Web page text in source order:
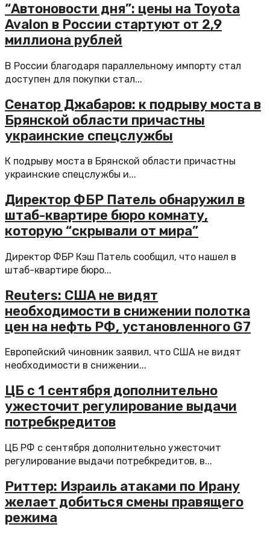
“Автоновости дня”: цены на Toyota
Avalon в России стартуют от 2,9
миллиона рублей
В России благодаря параллельному импорту стал
доступен для покупки стал...
Сенатор Джабаров: к подрыву моста в
Брянской области причастны
украинские спецслужбы
К подрыву моста в Брянской области причастны
украинские спецслужбы и...
Директор ФБР Патель обнаружил в
штаб-квартире бюро комнату,
которую “скрывали от мира”
Директор ФБР Кэш Патель сообщил, что нашел в
штаб-квартире бюро...
Reuters: США не видят
необходимости в снижении полотка
цен на нефть РФ, установленного G7
Европейский чиновник заявил, что США не видят
необходимости в снижении...
ЦБ с 1 сентября дополнительно
ужесточит регулирование выдачи
потребкредитов
ЦБ РФ с сентября дополнительно ужесточит
регулирование выдачи потребкредитов, в...
Риттер: Израиль атаками по Ирану
желает добиться смены правящего
режима